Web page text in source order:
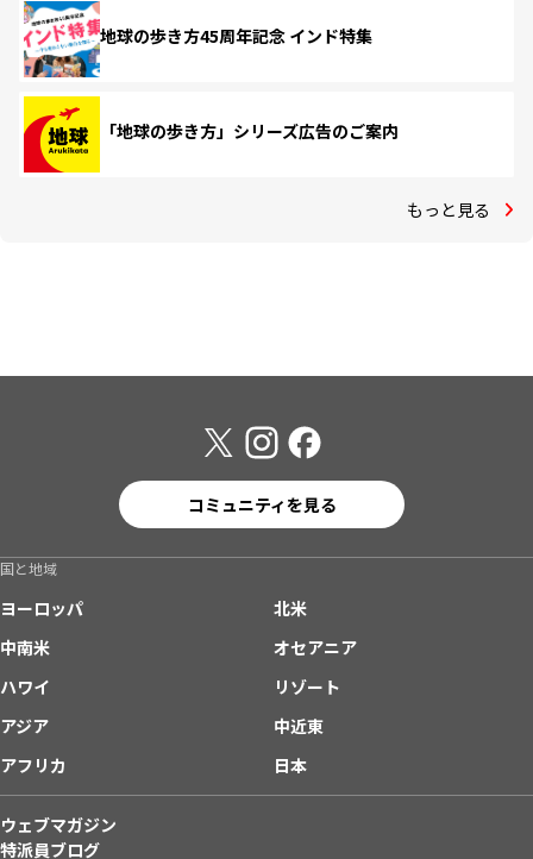
地球の歩き方45周年記念 インド特集
「地球の歩き方」シリーズ広告のご案内
もっと見る
コミュニティを見る
国と地域
ヨーロッパ
北米
中南米
オセアニア
ハワイ
リゾート
アジア
中近東
アフリカ
日本
ウェブマガジン
特派員ブログ